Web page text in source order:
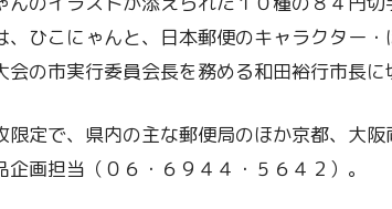
、ひこにゃんと、日本郵便のキャラクター
会の市実行委員会長を務める和田裕行市長に
定で、県内の主な郵便局のほか京都、大
企画担当（０６・６９４４・５６４２）。